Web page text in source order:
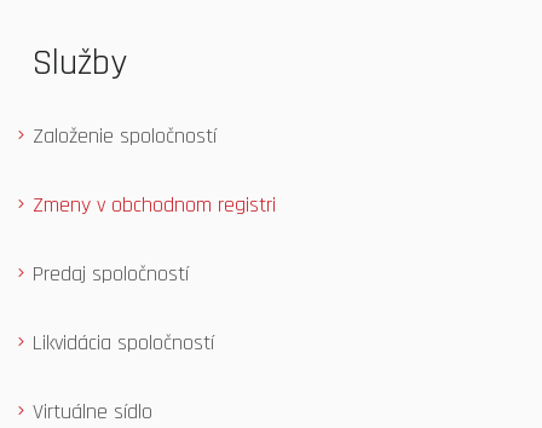
Služby
Založenie spoločností
Zmeny v obchodnom registri
Predaj spoločností
Likvidácia spoločností
Virtuálne sídlo